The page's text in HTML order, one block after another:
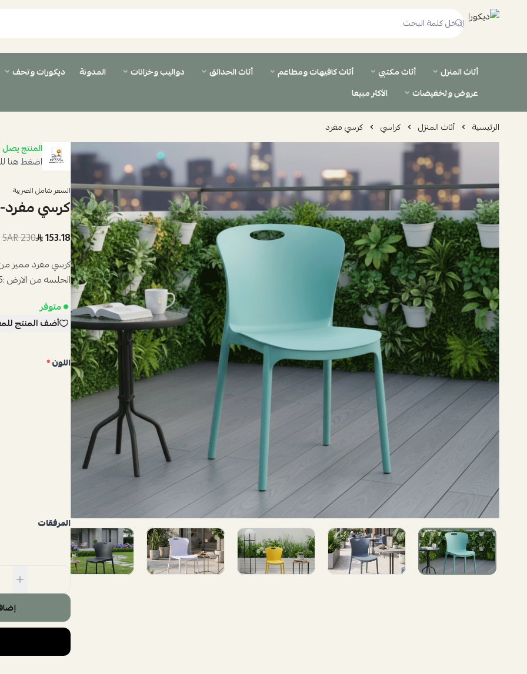
أثاث المنزل أثاث مكتبي أثاث كافيهات ومطاعم أثاث الحدائق دواليب وخزانات المدونة ديكورات وتحف
عروض وتخفيضات
الأكثر مبيعا
الرئيسية أثاث المنزل كراسي
كرسي مفرد
المنتج يصل
اضغط هنا
السعر شامل الضريبة
كرسي مفرد-
153.18
230 SAR
الجلسه من الارض :45سمالخامات : بلاستكاللون : انظر خيارات المنتج ...
متوفر
أضف المنتج
اللون*
المرفقات